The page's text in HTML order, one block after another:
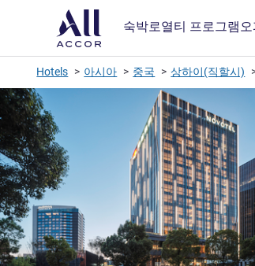
숙박로열티 프로그램
Hotels 아시아 중국 상하이(직할시)